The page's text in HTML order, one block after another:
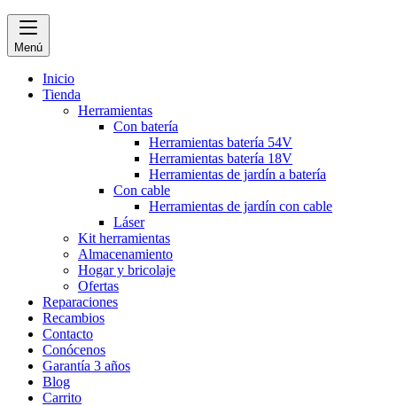
Menú
Inicio
Tienda
Herramientas
Con batería
Herramientas batería 54V
Herramientas batería 18V
Herramientas de jardín a batería
Con cable
Herramientas de jardín con cable
Láser
Kit herramientas
Almacenamiento
Hogar y bricolaje
Ofertas
Reparaciones
Recambios
Contacto
Conócenos
Garantía 3 años
Blog
Carrito